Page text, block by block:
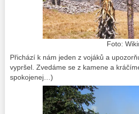
Foto:
Přichází k nám jeden z vojáků a
vypršel. Zvedáme se z kamene a
spokojenej…)